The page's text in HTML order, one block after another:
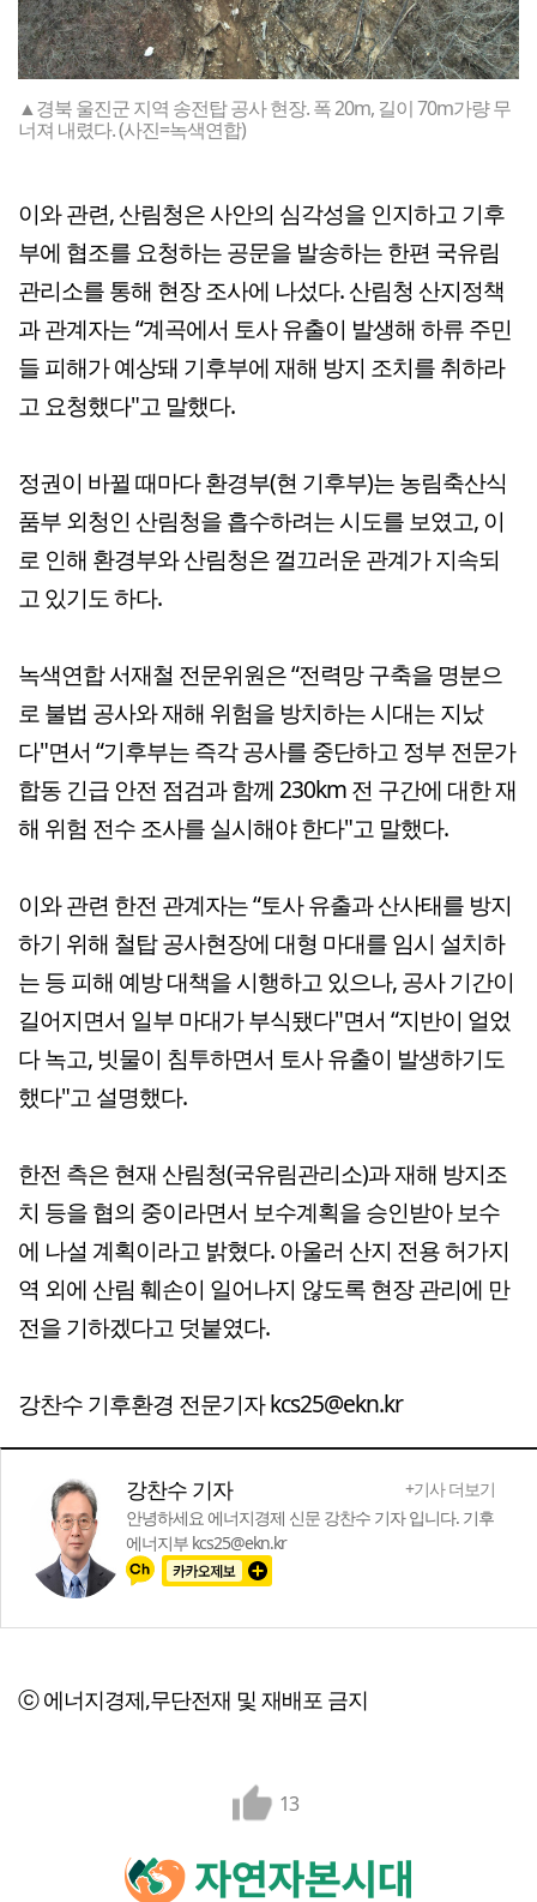
▲경북 울진군 지역 송전탑 공사 현장. 폭 20m, 길이 70m가량 무
너져 내렸다. (사진=녹색연합)
이와 관련, 산림청은 사안의 심각성을 인지하고 기후
부에 협조를 요청하는 공문을 발송하는 한편 국유림
관리소를 통해 현장 조사에 나섰다. 산림청 산지정책
과 관계자는 “계곡에서 토사 유출이 발생해 하류 주민
들 피해가 예상돼 기후부에 재해 방지 조치를 취하라
고 요청했다"고 말했다.
정권이 바뀔 때마다 환경부(현 기후부)는 농림축산식
품부 외청인 산림청을 흡수하려는 시도를 보였고, 이
로 인해 환경부와 산림청은 껄끄러운 관계가 지속되
고 있기도 하다.
녹색연합 서재철 전문위원은 “전력망 구축을 명분으
로 불법 공사와 재해 위험을 방치하는 시대는 지났
다"면서 “기후부는 즉각 공사를 중단하고 정부 전문가
합동 긴급 안전 점검과 함께 230km 전 구간에 대한 재
해 위험 전수 조사를 실시해야 한다"고 말했다.
이와 관련 한전 관계자는 “토사 유출과 산사태를 방지
하기 위해 철탑 공사현장에 대형 마대를 임시 설치하
는 등 피해 예방 대책을 시행하고 있으나, 공사 기간이
길어지면서 일부 마대가 부식됐다"면서 “지반이 얼었
다 녹고, 빗물이 침투하면서 토사 유출이 발생하기도
했다"고 설명했다.
한전 측은 현재 산림청(국유림관리소)과 재해 방지조
치 등을 협의 중이라면서 보수계획을 승인받아 보수
에 나설 계획이라고 밝혔다. 아울러 산지 전용 허가지
역 외에 산림 훼손이 일어나지 않도록 현장 관리에 만
전을 기하겠다고 덧붙였다.
강찬수 기후환경 전문기자 kcs25@ekn.kr
강찬수 기자
+기사 더보기
안녕하세요 에너지경제 신문 강찬수 기자 입니다. 기후
에너지부 kcs25@ekn.kr
ⓒ 에너지경제,무단전재 및 재배포 금지
13